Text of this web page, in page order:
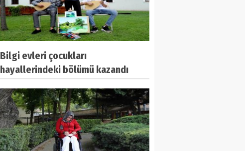
Bilgi evleri çocukları
hayallerindeki bölümü kazandı